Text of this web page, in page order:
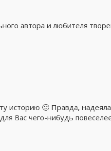
автора и любителя
историю 🙂 Правда,
Вас чего-нибудь